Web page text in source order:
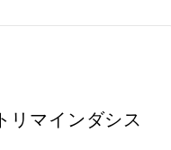
リマインダシス